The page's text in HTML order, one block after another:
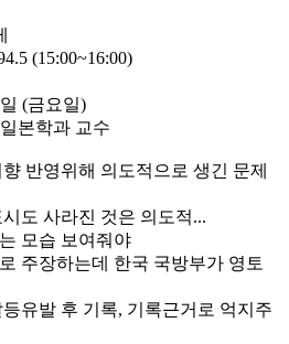
(15:00~16:00)
(금요일)
본학과 교수
반영위해 의도적으로 생긴 문제
도 사라진 것은 의도적...
모습 보여줘야
주장하는데 한국 국방부가 영토
유발 후 기록, 기록근거로 억지주